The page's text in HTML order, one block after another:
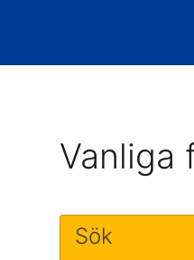
Vanliga
Sök